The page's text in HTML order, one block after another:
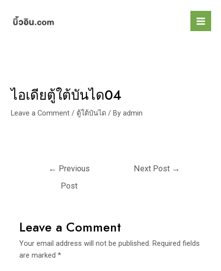
ไอเดียตู้ใต้บันได04
Leave a Comment / ตู้ใต้บันได / Byadmin
navigation
← Previous
Post
Next Post →
Leave a Comment
Your email address will not be published. Required fields
are marked*